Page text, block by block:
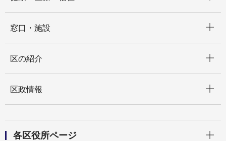
窓口・施設
区の紹介
区政情報
各区役所ページ